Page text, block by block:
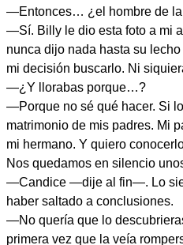
—Entonces… ¿el hombre de la
—Sí. Billy le dio esta foto a mi
nunca dijo nada hasta su
mi decisión buscarlo. Ni
—¿Y llorabas porque…?
—Porque no sé qué hacer. Si
matrimonio de mis padres. Mi
mi hermano. Y quiero
Nos quedamos en silencio
—Candice —dije al fin—. Lo
haber saltado a conclusiones.
—No quería que lo
primera vez que la veía